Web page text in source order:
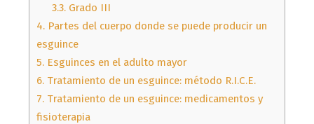
3.3. Grado III
4.Partes del cuerpo donde se puede producir un
esguince
5.Esguinces en el adulto mayor
6.Tratamiento de un esguince: método R.I.C.E.
7.Tratamiento de un esguince: medicamentos y
fisioterapia